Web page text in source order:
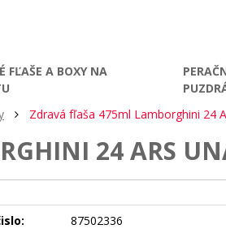
FĽAŠE A BOXY NA
Zdravá fľaša 475ml Lamborghini 24
24 ARS
87502336